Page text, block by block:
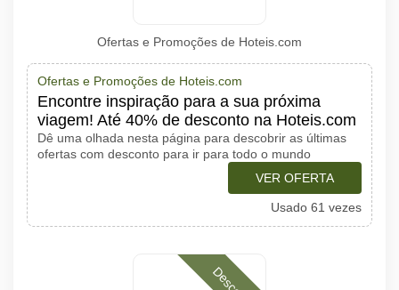
Ofertas e Promoções de Hoteis.com
Ofertas e Promoções de Hoteis.com
Encontre inspiração para a sua próxima
viagem! Até 40% de desconto na Hoteis.com
Dê uma olhada nesta página para descobrir as últimas
ofertas com desconto para ir para todo o mundo
VER OFERTA
Usado 61 vezes